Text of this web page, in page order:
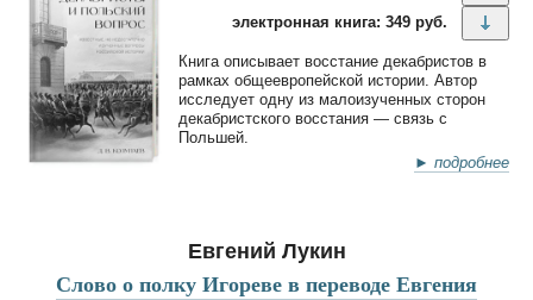
электронная книга: 349 руб.
Книга описывает восстание декабристов в
рамках общеевропейской истории. Автор
исследует одну из малоизученных сторон
декабристского восстания — связь с
Польшей.
► подробнее
Евгений Лукин
Слово о полку Игореве в переводе Евгения